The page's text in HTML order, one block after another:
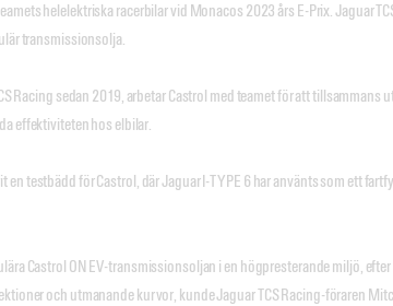
helelektriska racerbilar vid Monacos 2023 års E-Prix. Jaguar
transmissionsolja.
Racing sedan 2019, arbetar Castrol med teamet för att
effektiviteten hos elbilar.
en testbädd för Castrol, där Jaguar I-TYPE 6 har använts som ett
Castrol ON EV-transmissionsoljan i en högpresterande miljö,
och utmanande kurvor, kunde Jaguar TCS Racing-föraren